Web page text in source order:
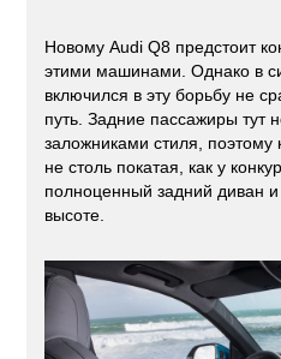
Новому Audi Q8 предстоит
этими машинами. Однако в
включился в эту борьбу не
путь. Задние пассажиры тут
заложниками стиля,
не столь покатая, как у
полноценный задний диван
высоте.